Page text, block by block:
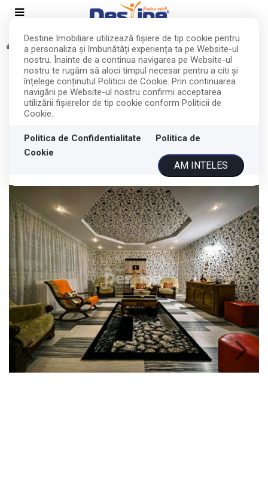
Destine Imobiliare utilizează fişiere de tip cookie pentru
a personaliza și îmbunătăți experiența ta pe Website-ul
nostru. Înainte de a continua navigarea pe Website-ul
nostru te rugăm să aloci timpul necesar pentru a citi și
înțelege conținutul Politicii de Cookie. Prin continuarea
navigării pe Website-ul nostru confirmi acceptarea
utilizării fişierelor de tip cookie conform Politicii de
Cookie.
Politica de Confidentialitate
Politica de
Cookie
AM INTELES
Vanzare Case Balteni Central
Comision 0%, Casa cu etaj si
mansarda, 7.200 mp teren, comuna
Probota
Balteni, Central 210.000€
EXCLUSIVITATE